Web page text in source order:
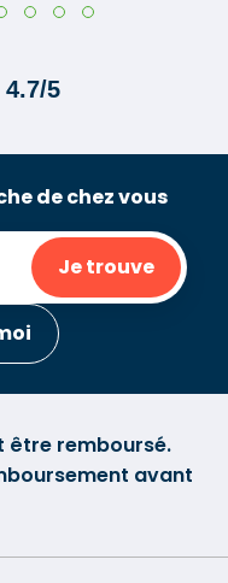
de chez vous
Je trouve
être remboursé.
avant